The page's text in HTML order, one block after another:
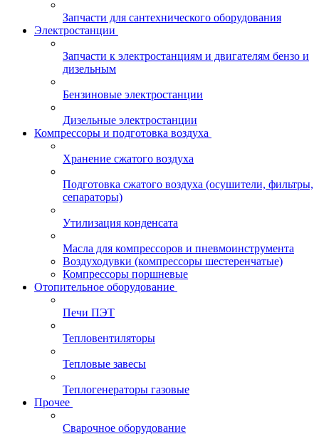
Запчасти для сантехнического оборудования
Электростанции
Запчасти к электростанциям и двигателям бензо и
дизельным
Бензиновые электростанции
Дизельные электростанции
Компрессоры и подготовка воздуха
Хранение сжатого воздуха
Подготовка сжатого воздуха (осушители, фильтры,
сепараторы)
Утилизация конденсата
Масла для компрессоров и пневмоинструмента
Воздуходувки (компрессоры шестеренчатые)
Компрессоры поршневые
Отопительное оборудование
Печи ПЭТ
Тепловентиляторы
Тепловые завесы
Теплогенераторы газовые
Прочее
Сварочное оборудование